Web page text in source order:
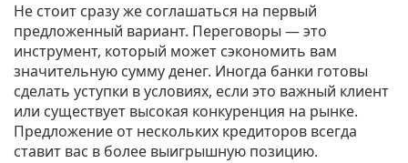
Не стоит сразу же соглашаться на первый
предложенный вариант. Переговоры — это
инструмент, который может сэкономить вам
значительную сумму денег. Иногда банки готовы
сделать уступки в условиях, если это важный клиент
или существует высокая конкуренция на рынке.
Предложение от нескольких кредиторов всегда
ставит вас в более выигрышную позицию.